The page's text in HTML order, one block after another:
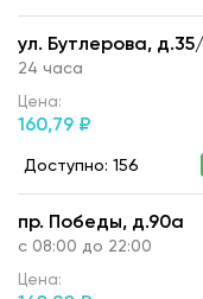
ул. Бутлерова,
24 часа
Цена:
160,79 ₽
Доступно: 156
пр. Победы, д.90а
с 08:00 до 22:00
Цена: